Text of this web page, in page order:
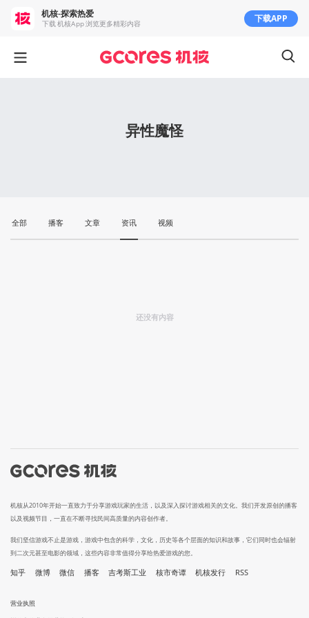
异性魔怪
全部 播客 文章 资讯 视频
还没有内容
机核从2010年开始一直致力于分享游戏玩家的生活，以及深入探讨游戏相关的文化。我们开发原创的播客
以及视频节目，一直在不断寻找民间高质量的内容创作者。
我们坚信游戏不止是游戏，游戏中包含的科学，文化，历史等各个层面的知识和故事，它们同时也会辐射
到二次元甚至电影的领域，这些内容非常值得分享给热爱游戏的您。
知乎 微博 微信 播客 吉考斯工业 核市奇谭 机核发行 RSS
营业执照
机核-探索热爱
下载 机核App 浏览更多精彩内容 下载APP